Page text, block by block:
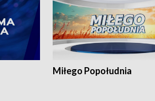
Miłego Popołudnia